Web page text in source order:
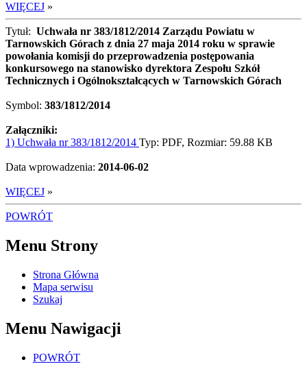
WIĘCEJ »
Tytuł: Uchwała nr 383/1812/2014 Zarządu Powiatu w
Tarnowskich Górach z dnia 27 maja 2014 roku w sprawie
powołania komisji do przeprowadzenia postępowania
konkursowego na stanowisko dyrektora Zespołu Szkół
Technicznych i Ogólnokształcących w Tarnowskich Górach
Symbol: 383/1812/2014
Załączniki:
1) Uchwała nr 383/1812/2014 Typ: PDF, Rozmiar: 59.88 KB
Data wprowadzenia: 2014-06-02
WIĘCEJ »
POWRÓT
Menu Strony
Strona Główna
Mapa serwisu
Szukaj
Menu Nawigacji
POWRÓT